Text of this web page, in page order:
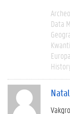
Data
Europa